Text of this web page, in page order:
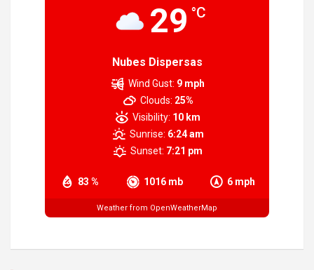
29 °C
Nubes Dispersas
83 % 1016 mb 6 mph
Wind Gust: 9 mph
Clouds: 25%
Visibility: 10 km
Sunrise: 6:24 am
Sunset: 7:21 pm
Weather from OpenWeatherMap